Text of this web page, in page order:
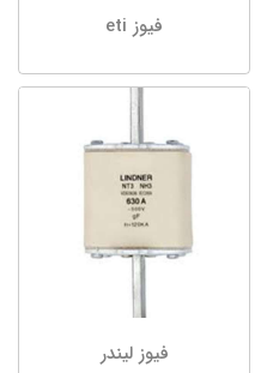
فیوز eti
فیوز لیندر